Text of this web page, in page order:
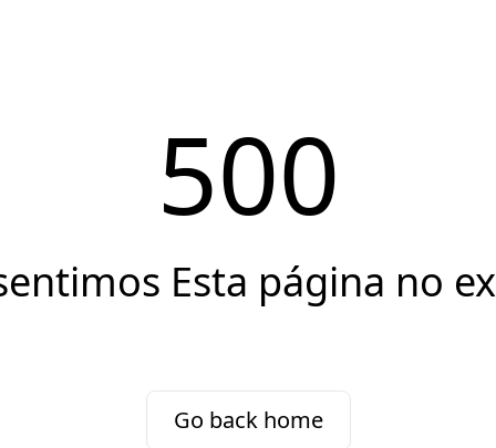
500
Esta página no
Go back home